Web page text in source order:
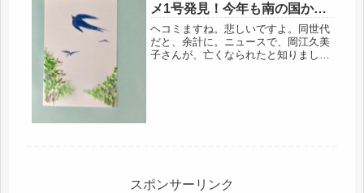
メ1号発見！今年も南の国から
やってきた
ヘコミますね。悲しいですよ。同世代
だと、余計に。ニュースで、岡江久美
子さんが、亡くなられたと知りまし
スポンサーリンク